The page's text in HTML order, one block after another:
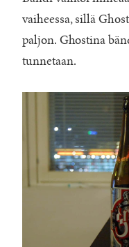
vaiheessa, sillä
paljon. Ghostina
tunnetaan.